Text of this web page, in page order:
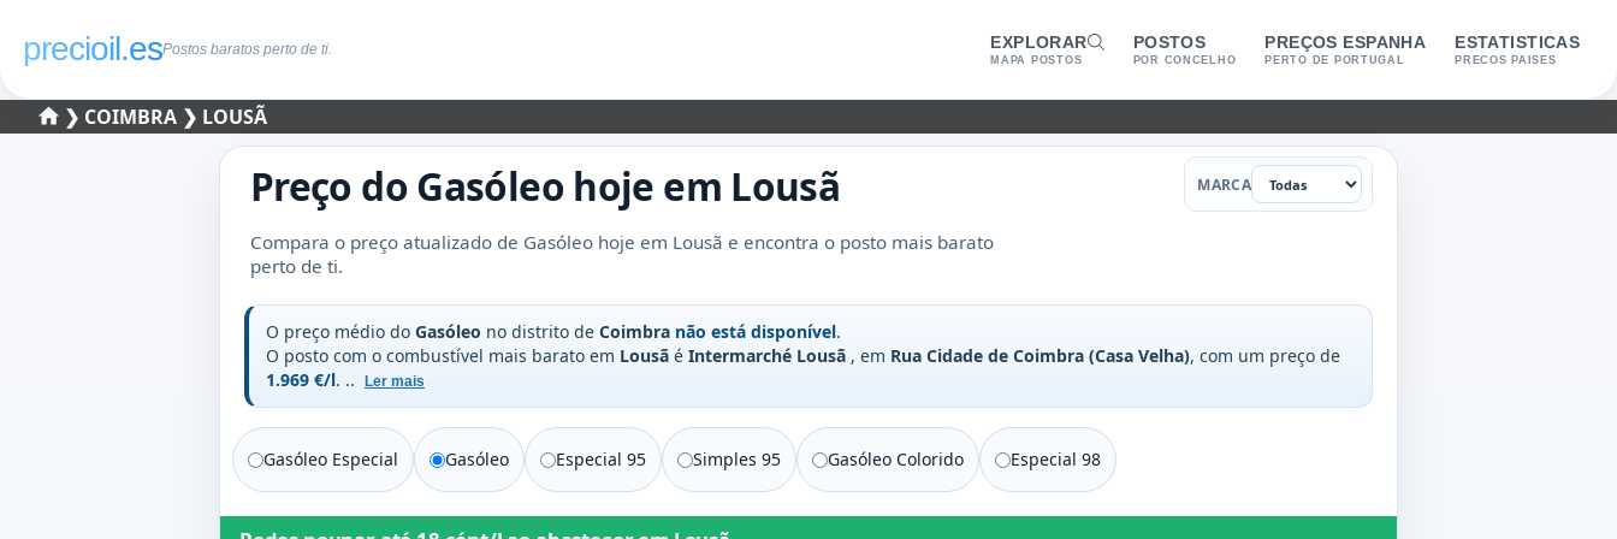
precioil.esPostos baratos perto de ti. EXPLORAR
MAPA POSTOS
POSTOS
POR CONCELHO
PREÇOS ESPANHA
PERTO DE PORTUGAL
ESTATISTICAS
PRECOS PAISES
❯ COIMBRA ❯ LOUSÃ
Preço doGasóleohoje em Lousã
Compara o preço atualizado de Gasóleo hoje em Lousã e encontra o posto mais barato
perto de ti.
Marca
MARCA
O preço médio do Gasóleo no distrito de Coimbra não está disponível.
O posto com o combustível mais barato em Lousã é Intermarché Lousã , em Rua Cidade de Coimbra (Casa Velha), com um preço de
1.969 €/l. .. Ler mais
Gasóleo Especial Gasóleo Especial 95 Simples 95 Gasóleo Colorido Especial 98